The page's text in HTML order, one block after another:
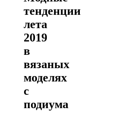
тенденции
лета
2019
в
вязаных
моделях
с
подиума